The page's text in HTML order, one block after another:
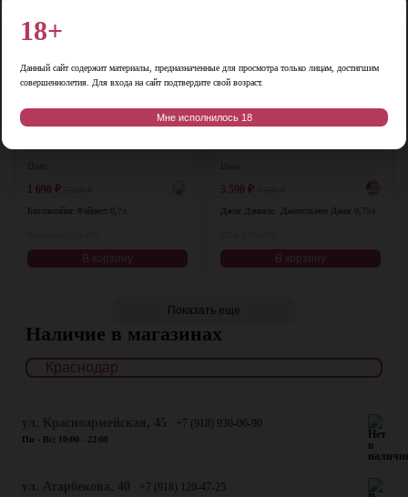
1 690 ₽
Баллантайнс Файнест 0,7л
В корзину
3 590 ₽
Джек Дэниелс. Джентльмен Джек 0,75л
В корзину
Показать еще
Наличие в магазинах
+7 (918) 930-06-90
Пн - Вс: 10:00 - 22:00
+7 (918) 120-47-25
18+
Данный сайт содержит материалы, предназначенные для просмотра только лицам, достигшим
совершеннолетия. Для входа на сайт подтвердите свой возраст.
Мне исполнилось 18